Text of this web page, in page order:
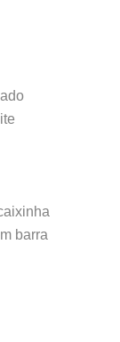
barra